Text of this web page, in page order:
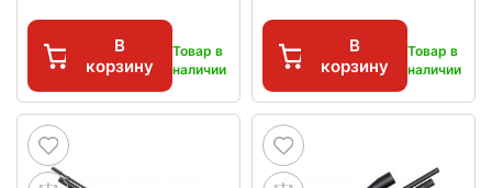
В
корзину
Товар в
наличии
В
корзину
Товар в
наличии